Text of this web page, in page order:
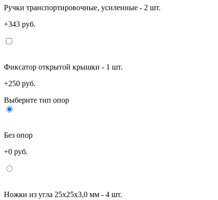
Ручки транспортировочные, усиленные - 2 шт.
+343 руб.
Фиксатор открытой крышки - 1 шт.
+250 руб.
Выберите тип опор
Без опор
+0 руб.
Ножки из угла 25х25х3,0 мм - 4 шт.